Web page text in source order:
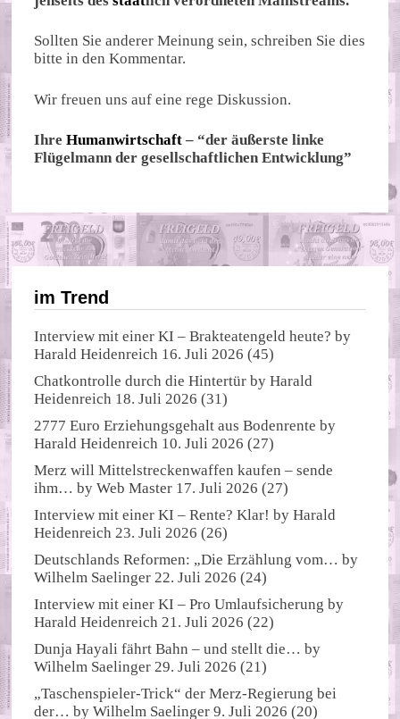
Sollten Sie anderer Meinung sein, schreiben Sie dies
bitte in den Kommentar.
Wir freuen uns auf eine rege Diskussion.
IhreHumanwirtschaft – “der äußerste linke
Flügelmann der gesellschaftlichen Entwicklung”
im Trend
Interview mit einer KI – Brakteatengeld heute? by
Harald Heidenreich 16. Juli 2026 (45)
Chatkontrolle durch die Hintertür byHarald
Heidenreich 18. Juli 2026 (31)
2777 Euro Erziehungsgehalt aus Bodenrente by
Harald Heidenreich 10. Juli 2026 (27)
Merz will Mittelstreckenwaffen kaufen – sende
ihm… byWeb Master 17. Juli 2026 (27)
Interview mit einer KI – Rente? Klar! byHarald
Heidenreich 23. Juli 2026 (26)
Deutschlands Reformen: „Die Erzählung vom… by
Wilhelm Saelinger 22. Juli 2026 (24)
Interview mit einer KI – Pro Umlaufsicherung by
Harald Heidenreich 21. Juli 2026 (22)
Dunja Hayali fährt Bahn – und stellt die… by
Wilhelm Saelinger 29. Juli 2026 (21)
„Taschenspieler-Trick“ der Merz-Regierung bei
der… byWilhelm Saelinger 9. Juli 2026 (20)